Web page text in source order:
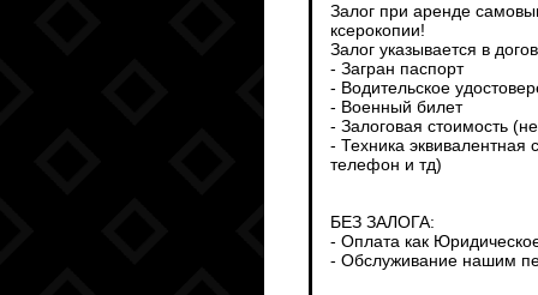
Залог при аренде
ксерокопии!
Залог указывается в
- Загран паспорт
- Водительское
- Военный билет
- Залоговая стоимость
- Техника эквивалентная
телефон и тд)
БЕЗ ЗАЛОГА:
- Оплата как
- Обслуживание нашим